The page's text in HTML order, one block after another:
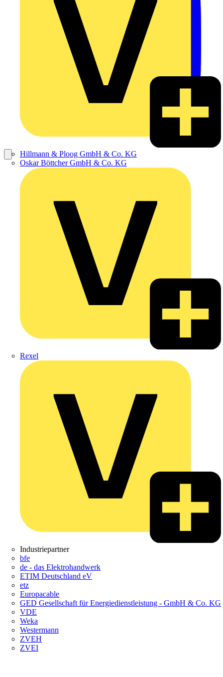
Hillmann & Ploog GmbH & Co. KG
Oskar Böttcher GmbH & Co. KG
Rexel
Industriepartner
bfe
de - das Elektrohandwerk
ETIM Deutschland eV
etz
Europacable
GED Gesellschaft für Energiedienstleistung - GmbH & Co. KG
VDE
Weka
Westermann
ZVEH
ZVEI